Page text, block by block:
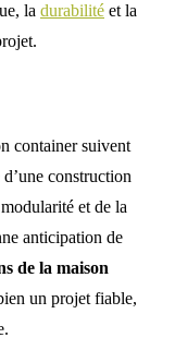
la durabilité et la
container suivent
construction
et de la
anticipation de
de la maison
un projet fiable,